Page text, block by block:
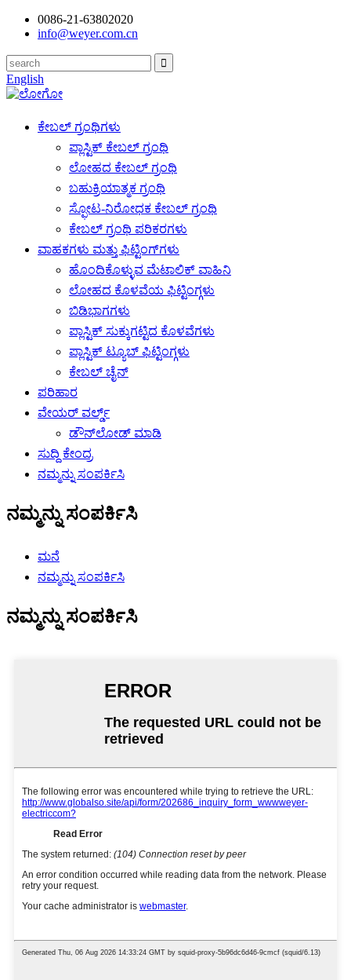
0086-21-63802020
info@weyer.com.cn
English
ಕೇಬಲ್ ಗ್ರಂಥಿಗಳು
ಪ್ಲಾಸ್ಟಿಕ್ ಕೇಬಲ್ ಗ್ರಂಥಿ
ಲೋಹದ ಕೇಬಲ್ ಗ್ರಂಥಿ
ಬಹುಕ್ರಿಯಾತ್ಮಕ ಗ್ರಂಥಿ
ಸ್ಫೋಟ-ನಿರೋಧಕ ಕೇಬಲ್ ಗ್ರಂಥಿ
ಕೇಬಲ್ ಗ್ರಂಥಿ ಪರಿಕರಗಳು
ವಾಹಕಗಳು ಮತ್ತು ಫಿಟ್ಟಿಂಗ್‌ಗಳು
ಹೊಂದಿಕೊಳ್ಳುವ ಮೆಟಾಲಿಕ್ ವಾಹಿನಿ
ಲೋಹದ ಕೊಳವೆಯ ಫಿಟ್ಟಿಂಗ್ಗಳು
ಬಿಡಿಭಾಗಗಳು
ಪ್ಲಾಸ್ಟಿಕ್ ಸುಕ್ಕುಗಟ್ಟಿದ ಕೊಳವೆಗಳು
ಪ್ಲಾಸ್ಟಿಕ್ ಟ್ಯೂಬ್ ಫಿಟ್ಟಿಂಗ್ಗಳು
ಕೇಬಲ್ ಚೈನ್
ಪರಿಹಾರ
ವೇಯರ್ ವರ್ಲ್ಡ್
ಡೌನ್‌ಲೋಡ್ ಮಾಡಿ
ಸುದ್ದಿ ಕೇಂದ್ರ
ನಮ್ಮನ್ನು ಸಂಪರ್ಕಿಸಿ
ನಮ್ಮನ್ನು ಸಂಪರ್ಕಿಸಿ
ಮನೆ
ನಮ್ಮನ್ನು ಸಂಪರ್ಕಿಸಿ
ನಮ್ಮನ್ನು ಸಂಪರ್ಕಿಸಿ